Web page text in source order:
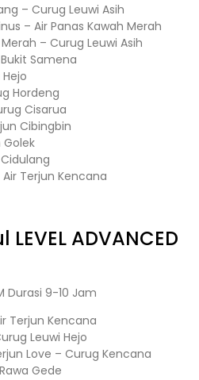
– Curug Leuwi Asih
– Air Panas Kawah Merah
– Curug Leuwi Asih
Samena
Hordeng
Cisarua
Cibingbin
Golek
Terjun Kencana
LEVEL ADVANCED
Durasi 9-10 Jam
Terjun Kencana
Leuwi Hejo
Love – Curug Kencana
Gede